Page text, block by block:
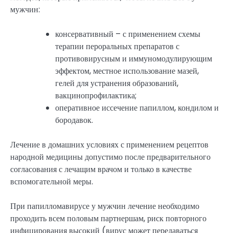
мужчин:
консервативный – с применением схемы
терапии пероральных препаратов с
противовирусным и иммуномодулирующим
эффектом, местное использование мазей,
гелей для устранения образований,
вакцинопрофилактика;
оперативное иссечение папиллом, кондилом и
бородавок.
Лечение в домашних условиях с применением рецептов
народной медицины допустимо после предварительного
согласования с лечащим врачом и только в качестве
вспомогательной меры.
При папилломавирусе у мужчин лечение необходимо
проходить всем половым партнершам, риск повторного